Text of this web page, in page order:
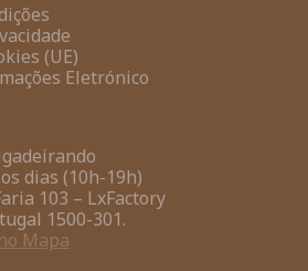
(UE)
Eletrónico
dias (10h-19h)
103 – LxFactory
1500-301.
Mapa